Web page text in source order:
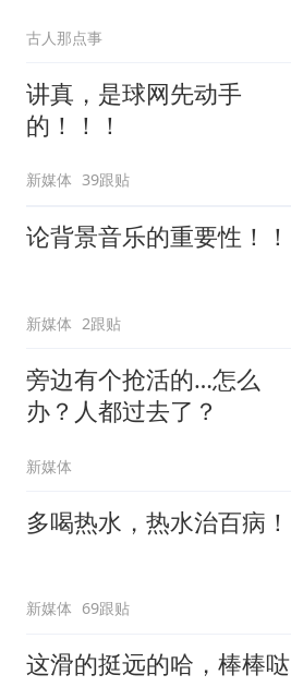
不住了
古人那点事
讲真，是球网先动手
的！！！
新媒体 39跟贴
论背景音乐的重要性！！
新媒体 2跟贴
旁边有个抢活的…怎么
办？人都过去了？
新媒体
多喝热水，热水治百病！
新媒体 69跟贴
这滑的挺远的哈，棒棒哒